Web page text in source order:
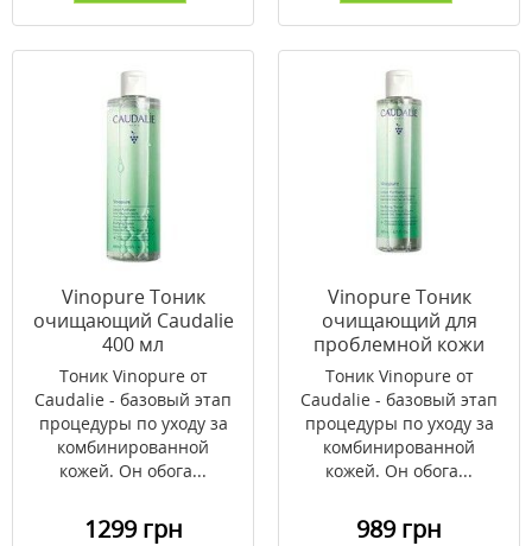
Vinopure Тоник
очищающий Caudalie
400 мл
Тоник Vinopure от
Caudalie - базовый этап
процедуры по уходу за
комбинированной
кожей. Он обога...
1299 грн
Vinopure Тоник
очищающий для
проблемной кожи
Caudalie 200 мл
Тоник Vinopure от
Caudalie - базовый этап
процедуры по уходу за
комбинированной
кожей. Он обога...
989 грн